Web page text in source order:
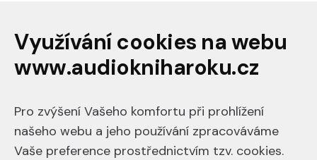
Využívání cookies na webu
www.audiokniharoku.cz
Pro zvýšení Vašeho komfortu při prohlížení
našeho webu a jeho používání zpracováváme
Vaše preference prostřednictvím tzv. cookies.